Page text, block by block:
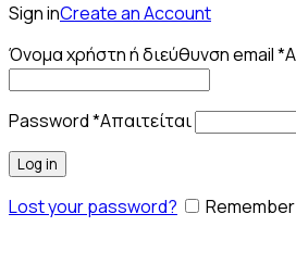
Sign inCreate an Account
Όνομα χρήστη ή διεύθυνση email*
Password*Απαιτείται
Log in
Lost your password?